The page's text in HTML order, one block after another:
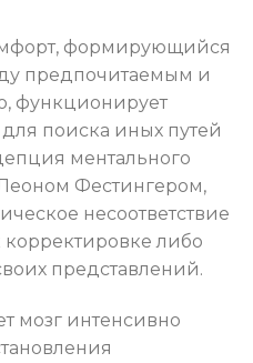
формирующийся
предпочитаемым и
функционирует
поиска иных путей
ментального
Фестингером,
несоответствие
корректировке либо
представлений.
мозг интенсивно